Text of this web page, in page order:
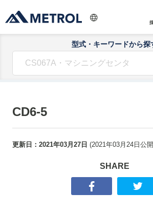
型式・キーワードから探
CD6-5
更新日： 2021年03月27日 (2021年03月24日 公
SHARE